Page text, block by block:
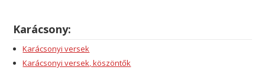
Karácsony:
Karácsonyi versek
Karácsonyi versek, köszöntők